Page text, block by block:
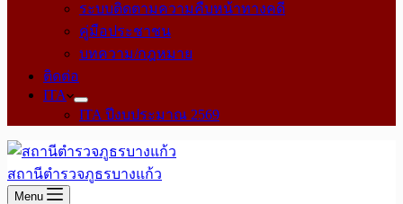
ระบบติดตามความคืบหน้าทางคดี
คู่มือประชาชน
บทความ/กฎหมาย
ติดต่อ
ITA
ITA ปีงบประมาณ 2569
สถานีตำรวจภูธรบางแก้ว
Menu